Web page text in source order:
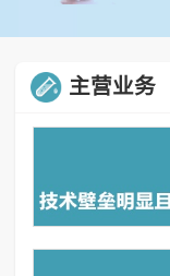
主营业务